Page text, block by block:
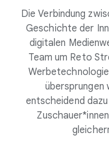
Die Verbindung
Geschichte der
digitalen
Team um Reto
übersprungen
entscheidend